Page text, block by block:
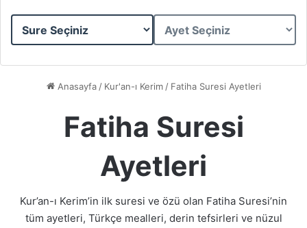
Sure
Ayet
Anasayfa / Kur'an-ı Kerim / Fatiha Suresi Ayetleri
Fatiha Suresi
Ayetleri
Kur’an-ı Kerim’in ilk suresi ve özü olan Fatiha Suresi’nin
tüm ayetleri, Türkçe mealleri, derin tefsirleri ve nüzul